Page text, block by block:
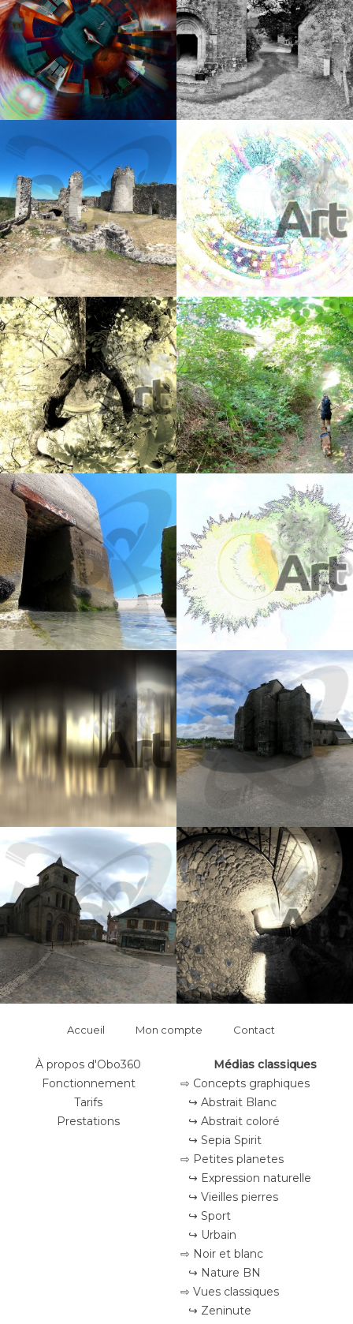
Accueil Mon compte Contact
À propos d'Obo360
Fonctionnement
Tarifs
Prestations
Médias classiques
⇨ Concepts graphiques
↪ Abstrait Blanc
↪ Abstrait coloré
↪ Sepia Spirit
⇨ Petites planetes
↪ Expression naturelle
↪ Vieilles pierres
↪ Sport
↪ Urbain
⇨ Noir et blanc
↪ Nature BN
⇨ Vues classiques
↪ Zeninute